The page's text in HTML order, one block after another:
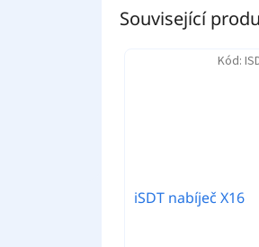
Související
iSDT nabíječ X16
Kód: